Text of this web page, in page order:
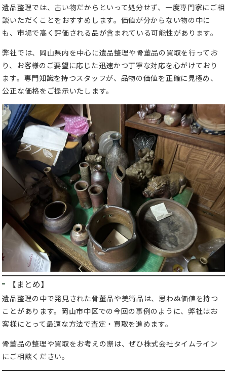
遺品整理では、古い物だからといって処分せず、一度専門家にご相
談いただくことをおすすめします。価値が分からない物の中に
も、市場で高く評価される品が含まれている可能性があります。
弊社では、岡山県内を中心に遺品整理や骨董品の買取を行ってお
り、お客様のご要望に応じた迅速かつ丁寧な対応を心がけており
ます。専門知識を持つスタッフが、品物の価値を正確に見極め、
公正な価格をご提示いたします。
【まとめ】
遺品整理の中で発見された骨董品や美術品は、思わぬ価値を持つ
ことがあります。岡山市中区での今回の事例のように、弊社はお
客様にとって最適な方法で査定・買取を進めます。
骨董品の整理や買取をお考えの際は、ぜひ株式会社タイムライン
にご相談ください。